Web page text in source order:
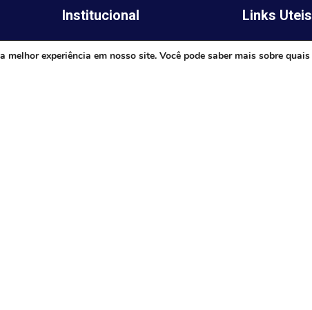
Institucional
Legislativo
Links Uteis
Prefeitura de
melhor experiência em nosso site. Você pode saber mais sobre